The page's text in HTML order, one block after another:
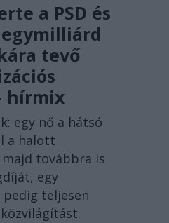
a PSD és
egymilliárd
tevő
hírmix
egy nő a hátsó
a halott
továbbra is
egy
teljesen